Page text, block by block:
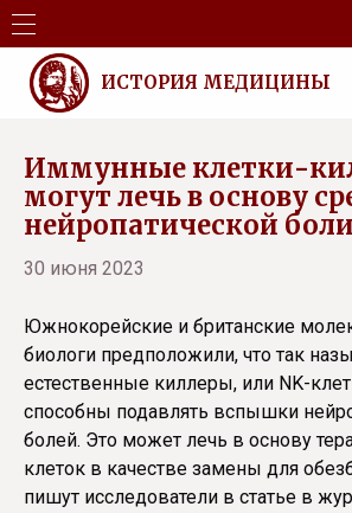
ИСТОРИЯ МЕДИЦИНЫ
Иммунные клетки-
могут лечь в основу
нейропатической боли
30 июня 2023
Южнокорейские и британские
биологи предположили, что так
естественные киллеры, или NK-
способны подавлять вспышки
болей. Это может лечь в основу
клеток в качестве замены для
пишут исследователи в статье в